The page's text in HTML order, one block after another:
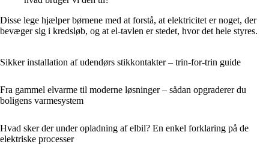
Disse lege hjælper børnene med at forstå, at elektricitet er noget, der
bevæger sig i kredsløb, og at el-tavlen er stedet, hvor det hele styres.
Sikker installation af udendørs stikkontakter – trin-for-trin guide
Fra gammel elvarme til moderne løsninger – sådan opgraderer du
boligens varmesystem
Hvad sker der under opladning af elbil? En enkel forklaring på de
elektriske processer